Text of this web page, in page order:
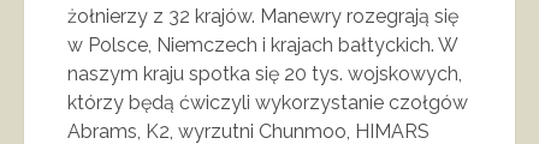
żołnierzy z 32 krajów. Manewry rozegrają się
w Polsce, Niemczech i krajach bałtyckich. W
naszym kraju spotka się 20 tys. wojskowych,
którzy będą ćwiczyli wykorzystanie czołgów
Abrams, K2, wyrzutni Chunmoo, HIMARS